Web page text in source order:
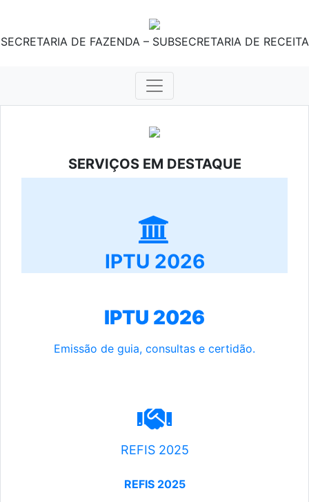
SECRETARIA DE FAZENDA – SUBSECRETARIA DE RECEITA
SERVIÇOS EM DESTAQUE
IPTU 2026
IPTU 2026
Emissão de guia, consultas e certidão.
REFIS 2025
REFIS 2025